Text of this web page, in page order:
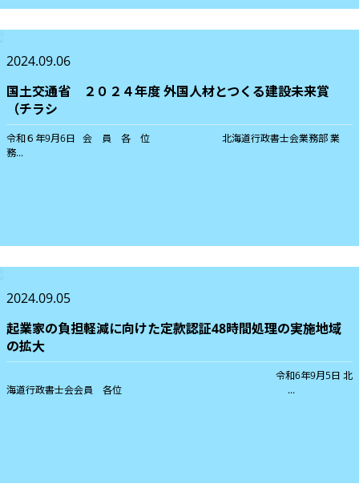
2024.09.06
国土交通省 ２０２４年度 外国人材とつくる建設未来賞
（チラシ
令和６年9月6日 会 員 各 位 北海道行政書士会業務部 業
務...
2024.09.05
起業家の負担軽減に向けた定款認証48時間処理の実施地域
の拡大
令和6年9月5日 北
海道行政書士会会員 各位 ...